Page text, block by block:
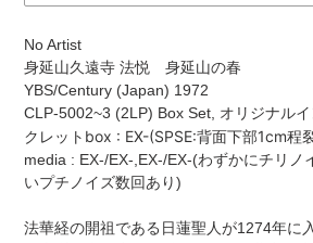
手
続
き
時
に
計
算
れ
カ
ー
ト
に
商
を
加
No Artist
身延山久遠寺 法悦 身延山の春
YBS/Century (Japan) 1972
CLP-5002~3 (2LP) Box Set, オリジナル
クレット box : EX-(SPSE:背面下部1cm程
media : EX-/EX-,EX-/EX-(わずかにチリノ
いプチノイズ数回あり)
法華経の開祖である日蓮聖人が1274年に